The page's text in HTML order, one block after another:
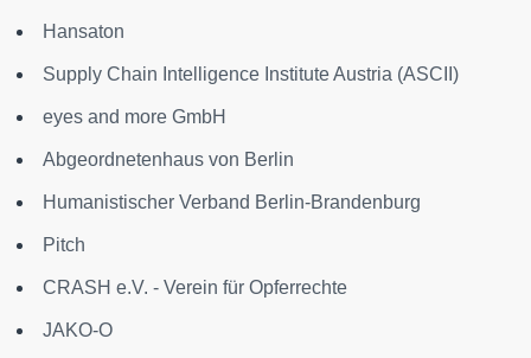
Hansaton
Supply Chain Intelligence Institute Austria (ASCII)
eyes and more GmbH
Abgeordnetenhaus von Berlin
Humanistischer Verband Berlin-Brandenburg
Pitch
CRASH e.V. - Verein für Opferrechte
JAKO-O